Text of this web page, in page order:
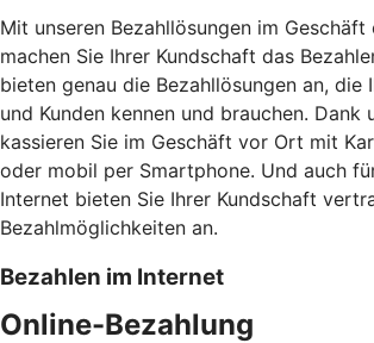
Mit unseren Bezahllösungen im
machen Sie Ihrer Kundschaft das
bieten genau die Bezahllösungen an, die
und Kunden kennen und brauchen. Dank
kassieren Sie im Geschäft vor Ort mit
oder mobil per Smartphone. Und auch
Internet bieten Sie Ihrer Kundschaft
Bezahlmöglichkeiten an.
Bezahlen im Internet
Online-Bezahlung